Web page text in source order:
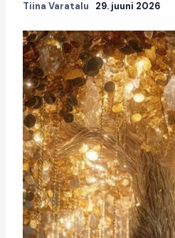
Tiina Varatalu 29. juuni 2026